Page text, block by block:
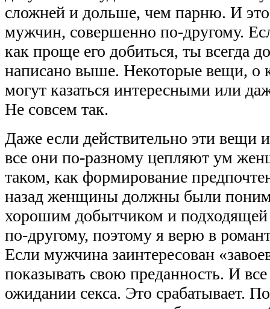
сложней и дольше, чем парню. И это
мужчин, совершенно по-другому.
как проще его добиться, ты всегда
написано выше. Некоторые вещи, о
могут казаться интересными или
Не совсем так.
Даже если действительно эти вещи
все они по-разному цепляют ум
таком, как формирование
назад женщины должны были
хорошим добытчиком и подходящей
по-другому, поэтому я верю в
Если мужчина заинтересован
показывать свою преданность. И
ожидании секса. Это срабатывает.